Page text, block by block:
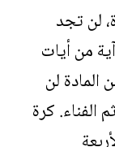
لن تجد
من أيات
المادة لن
الفناء. كرة